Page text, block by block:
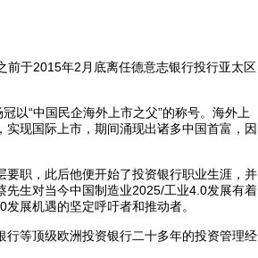
于2015年2月底离任德意志银行投行亚太区
“中国民企海外上市之父”的称号。海外上
现国际上市，期间涌现出诸多中国首富，因
职，此后他便开始了投资银行职业生涯，并
生对当今中国制造业2025/工业4.0发展有着
展机遇的坚定呼吁者和推动者。
等顶级欧洲投资银行二十多年的投资管理经